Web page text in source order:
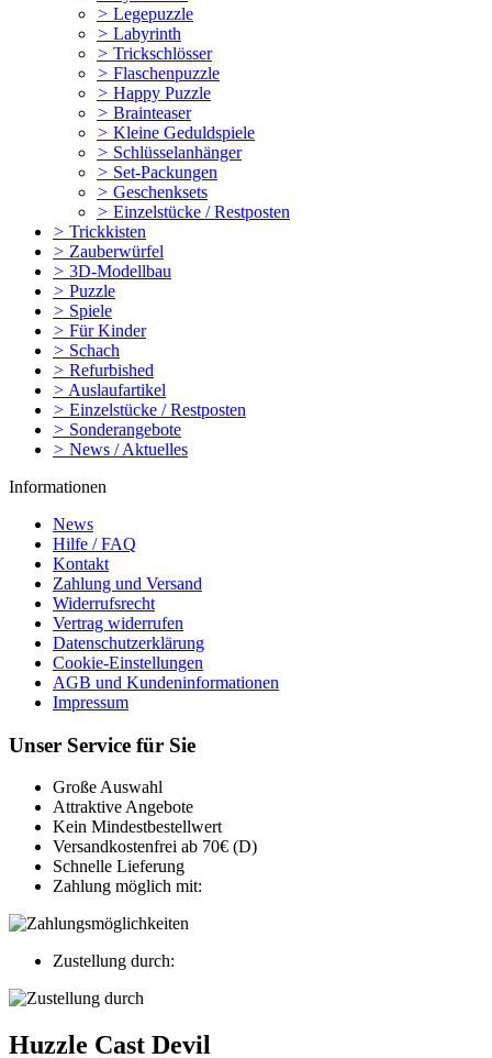
> Legepuzzle
> Labyrinth
> Trickschlösser
> Flaschenpuzzle
> Happy Puzzle
> Brainteaser
> Kleine Geduldspiele
> Schlüsselanhänger
> Set-Packungen
> Geschenksets
> Einzelstücke / Restposten
> Trickkisten
> Zauberwürfel
> 3D-Modellbau
> Puzzle
> Spiele
> Für Kinder
> Schach
> Refurbished
> Auslaufartikel
> Einzelstücke / Restposten
> Sonderangebote
> News / Aktuelles
Informationen
News
Hilfe / FAQ
Kontakt
Zahlung und Versand
Widerrufsrecht
Vertrag widerrufen
Datenschutzerklärung
Cookie-Einstellungen
AGB und Kundeninformationen
Impressum
Unser Service für Sie
Große Auswahl
Attraktive Angebote
Kein Mindestbestellwert
Versandkostenfrei ab 70€ (D)
Schnelle Lieferung
Zahlung möglich mit:
Zustellung durch:
Huzzle Cast Devil